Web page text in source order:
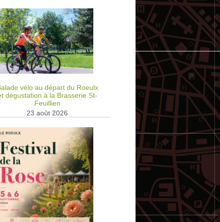
vélo au départ du Roeulx
dégustation à la Brasserie St-
Feuillien
23 août 2026